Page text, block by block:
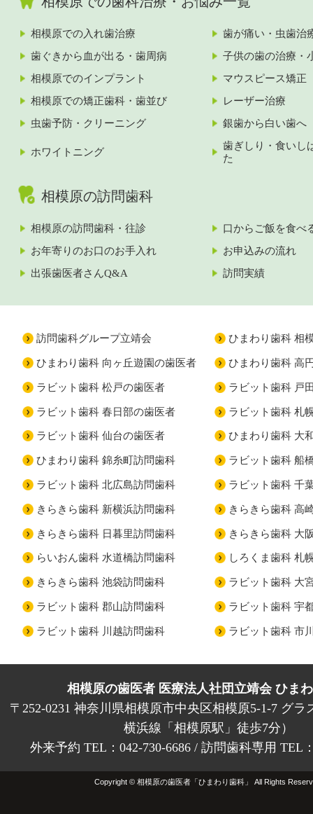
相模原での入れ歯治療
歯が痛い・虫歯治
歯ぐきから血が出る・歯周病
子供の歯の治療・
相模原でのインプラント
マウスピース矯正
相模原での矯正歯科・歯並び
レーザー治療
虫歯予防・クリーニング
銀歯から白い歯へ
ホワイトニング
歯ぎしり・食いし
た
相模原の訪問歯科
相模原の訪問歯科・往診
口からご飯を食べ
お年寄りのお口のお手入れ
お申込みの流れ
出張歯医者さんQ&A
訪問実績
訪問歯科グループ立靖会 ひまわり歯科 相
ひまわり歯科 向ヶ丘遊園の歯医者 ひまわり歯科 高
ラビット歯科 松戸の歯医者 ラビット歯科 戸
ラビット歯科 春日部の歯医者 ラビット歯科 札
ラビット歯科 仙台の歯医者 ひまわり歯科 大
ひまわり歯科 錦糸町訪問歯科 ラビット歯科 船
ラビット歯科 北広島訪問歯科 ラビット歯科 千
きらきら歯科 新横浜訪問歯科 きらきら歯科 高
きらきら歯科 日暮里訪問歯科 きらきら歯科 大
らいおん歯科 水道橋訪問歯科 しろくま歯科 札
きらきら歯科 池袋訪問歯科 ラビット歯科 大
ラビット歯科 郡山訪問歯科 ラビット歯科 宇
ラビット歯科 川越訪問歯科 ラビット歯科 市
相模原の歯医者 医療法人社団立靖会 ひま
〒252-0231 神奈川県相模原市中央区相模原5-1-7 グラ
横浜線「相模原駅」徒歩7分）
外来予約 TEL：042-730-6686 / 訪問歯科専用 TEL
Copyright © 相模原の歯医者「ひまわり歯科」 All Rights